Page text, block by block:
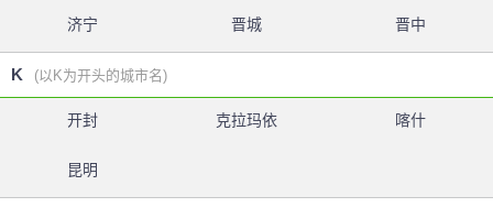
济宁 晋城 晋中
K (以K为开头的城市名)
开封 克拉玛依 喀什
昆明